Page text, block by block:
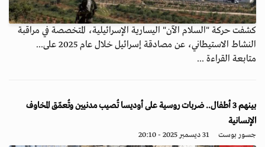
كشفت حركة "السلام الآن" اليسارية الإسرائيلية، المتخصصة في مراقبة
النشاط الاستيطاني، عن مصادقة إسرائيل خلال عام 2025 على...
متابعة القراءة ...
بينهم 3 أطفال.. ضربات روسية على أوديسا تُصيب مدنيين وتُعمّق المخاوف
الإنسانية
جسور بوست 31 ديسمبر 2025 - 20:10